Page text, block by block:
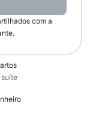
com a
suíte